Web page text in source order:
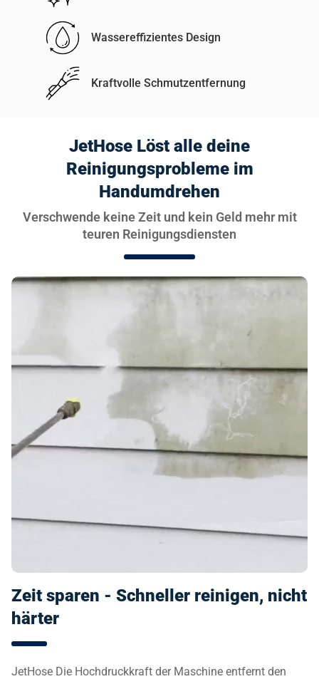
Wassereffizientes Design
Kraftvolle Schmutzentfernung
JetHose Löst alle deine
Reinigungsprobleme im
Handumdrehen
Verschwende keine Zeit und kein Geld mehr mit
teuren Reinigungsdiensten
Zeit sparen - Schneller reinigen, nicht
härter
JetHose Die Hochdruckkraft der Maschine entfernt den